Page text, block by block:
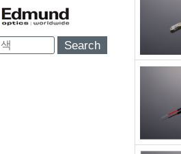
Search